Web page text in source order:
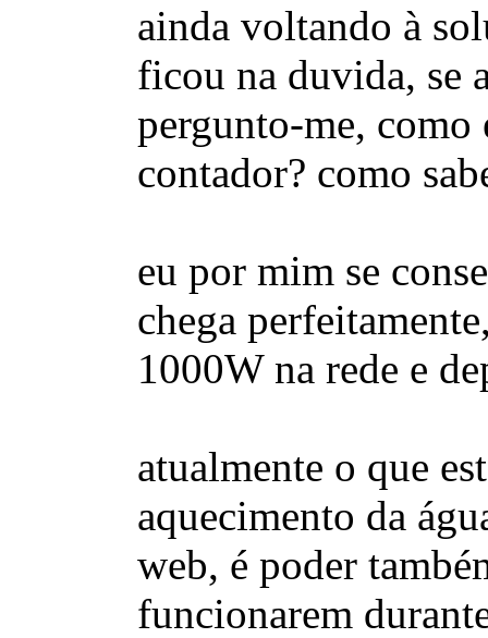
ainda voltando à
ficou na duvida, se
pergunto-me,
contador? como
eu por mim se
chega
1000W na rede e
atualmente o que
aquecimento da
web, é poder
funcionarem